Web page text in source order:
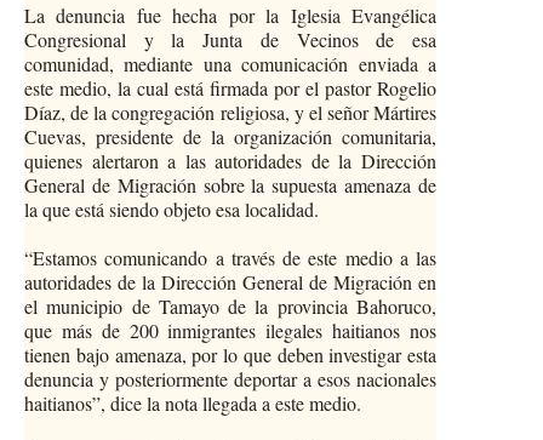
La denuncia fue hecha por la Iglesia Evangélica
Congresional y la Junta de Vecinos de esa
comunidad, mediante una comunicación enviada a
este medio, la cual está firmada por el pastor Rogelio
Díaz, de la congregación religiosa, y el señor Mártires
Cuevas, presidente de la organización comunitaria,
quienes alertaron a las autoridades de la Dirección
General de Migración sobre la supuesta amenaza de
la que está siendo objeto esa localidad.
“Estamos comunicando a través de este medio a las
autoridades de la Dirección General de Migración en
el municipio de Tamayo de la provincia Bahoruco,
que más de 200 inmigrantes ilegales haitianos nos
tienen bajo amenaza, por lo que deben investigar esta
denuncia y posteriormente deportar a esos nacionales
haitianos”, dice la nota llegada a este medio.